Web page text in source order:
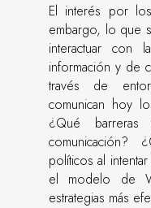
El interés por
embargo, lo que
interactuar con
información y de
través de
comunican hoy
¿Qué
comunicación?
políticos al
el modelo de
estrategias más